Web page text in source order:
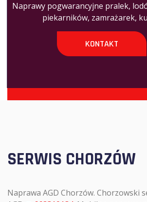
Naprawy pogwarancyjne pralek,
piekarników, zamrażarek,
KONTAKT
SERWIS CHORZÓW
Naprawa AGD Chorzów. Chorzowski